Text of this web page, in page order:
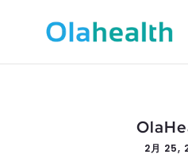
2月 25,